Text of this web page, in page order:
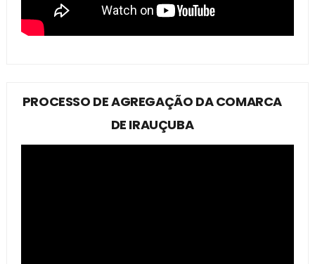
PROCESSO DE AGREGAÇÃO DA COMARCA
DE IRAUÇUBA